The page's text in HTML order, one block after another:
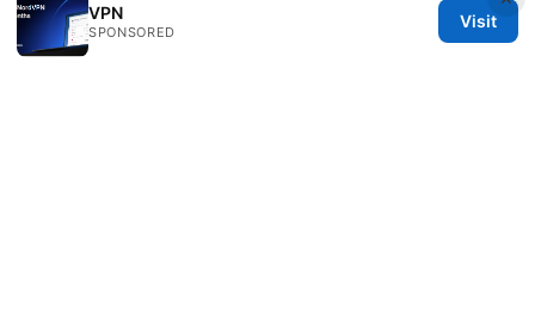
VPN
SPONSORED
Visit